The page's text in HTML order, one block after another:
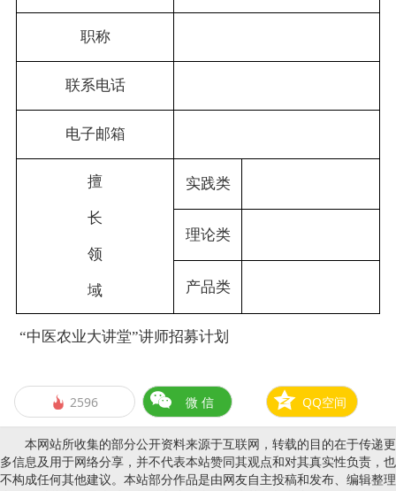
职称
联系电话
电子邮箱
擅
长
领
域
实践类
理论类
产品类
“中医农业大讲堂”讲师招募计划
 2596 微 信 QQ空间
本网站所收集的部分公开资料来源于互联网，转载的目的在于传递更
多信息及用于网络分享，并不代表本站赞同其观点和对其真实性负责，也
不构成任何其他建议。本站部分作品是由网友自主投稿和发布、编辑整理